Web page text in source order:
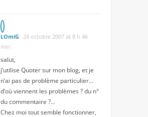
LOmiG
24 octobre 2007 at 8 h 46
min
salut,
j’utilise Quoter sur mon blog, et je
n’ai pas de problème particulier…
d’où viennent les problèmes ? du n°
du commentaire ?…
Chez moi tout semble fonctionner,